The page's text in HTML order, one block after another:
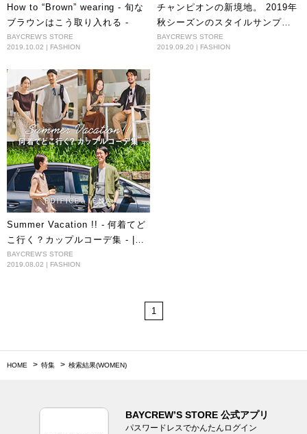
How to “Brown” wearing - 旬な
ブラウンはこう取り入れる -
BAYCREW'S STORE
2019.10.02 | FASHION
チャンピオンの新境地。 2019年
秋シーズンのスタイルサンプ
ル。
BAYCREW'S STORE
2019.09.20 | FASHION
Summer Vacation !! - 何着てど
こ行く？カップルコーデ集 - |
EDIFICE et IENA
BAYCREW'S STORE
2019.08.02 | FASHION
1
HOME 特集 検索結果(WOMEN)
BAYCREW’S STORE 公式アプリ
パスワードレスでかんたんログイン